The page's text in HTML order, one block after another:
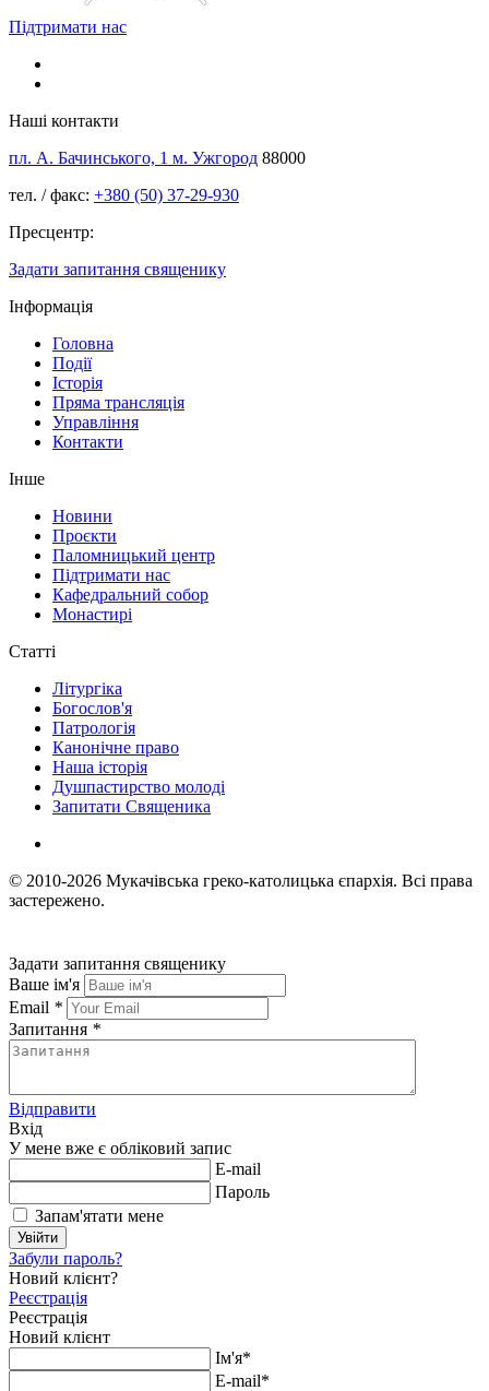
Підтримати нас
Наші контакти
пл. А. Бачинського, 1 м. Ужгород 88000
тел. / факс: +380 (50) 37-29-930
Пресцентр:
Задати запитання священику
Інформація
Головна
Події
Історія
Пряма трансляція
Управління
Контакти
Інше
Новини
Проєкти
Паломницький центр
Підтримати нас
Кафедральний собор
Монастирі
Статті
Літургіка
Богослов'я
Патрологія
Канонічне право
Наша історія
Душпастирство молоді
Запитати Священика
© 2010-2026 Мукачівська греко-католицька єпархія. Всі права
застережено.
Задати запитання священику
Ваше ім'я
Email *
Запитання *
Відправити
Вхід
У мене вже є обліковий запис
E-mail
Пароль
Запам'ятати мене
Увійти
Забули пароль?
Новий клієнт?
Реєстрація
Реєстрація
Новий клієнт
Ім'я*
E-mail*